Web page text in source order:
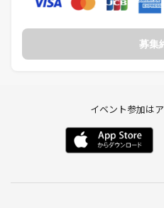
募集
イベント参加は